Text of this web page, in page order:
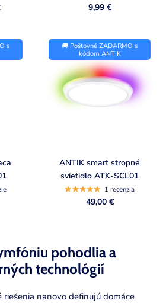
9,99 €
s
🚚 Poštovné ZADARMO s
kódom ANTIK
ANTIK smart stropné
svietidlo ATK-SCL01
1 recenzia
49,00 €
pohodlia a
technológií
riešenia nanovo definujú domáce